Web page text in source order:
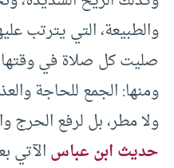
والطبيعة، التي يترتب
صليت كل صلاة في
ومنها: الجمع للحاجة
ولا مطر، بل لرفع الحرج
حديث ابن عباسالآتي